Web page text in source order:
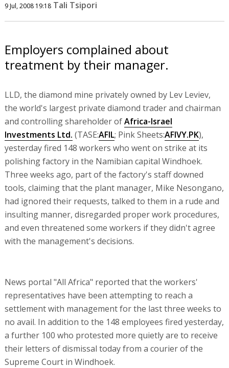
9 Jul, 2008 19:18 Tali Tsipori
Employers complained about
treatment by their manager.
LLD, the diamond mine privately owned by Lev Leviev,
the world's largest private diamond trader and chairman
and controlling shareholder ofAfrica-Israel
Investments Ltd. (TASE:AFIL; Pink Sheets:AFIVY.PK),
yesterday fired 148 workers who went on strike at its
polishing factory in the Namibian capital Windhoek.
Three weeks ago, part of the factory's staff downed
tools, claiming that the plant manager, Mike Nesongano,
had ignored their requests, talked to them in a rude and
insulting manner, disregarded proper work procedures,
and even threatened some workers if they didn't agree
with the management's decisions.
News portal "All Africa" reported that the workers'
representatives have been attempting to reach a
settlement with management for the last three weeks to
no avail. In addition to the 148 employees fired yesterday,
a further 100 who protested more quietly are to receive
their letters of dismissal today from a courier of the
Supreme Court in Windhoek.